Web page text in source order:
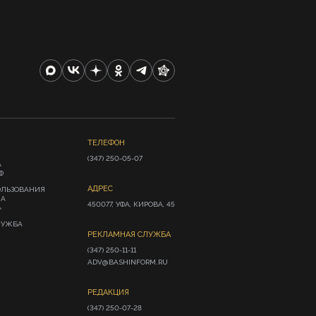
ТЕЛЕФОН
(347) 250-05-07
АДРЕС
450077, УФА, КИРОВА, 45
РЕКЛАМНАЯ СЛУЖБА
(347) 250-11-11
ADV@BASHINFORM.RU
РЕДАКЦИЯ
(347) 250-07-28